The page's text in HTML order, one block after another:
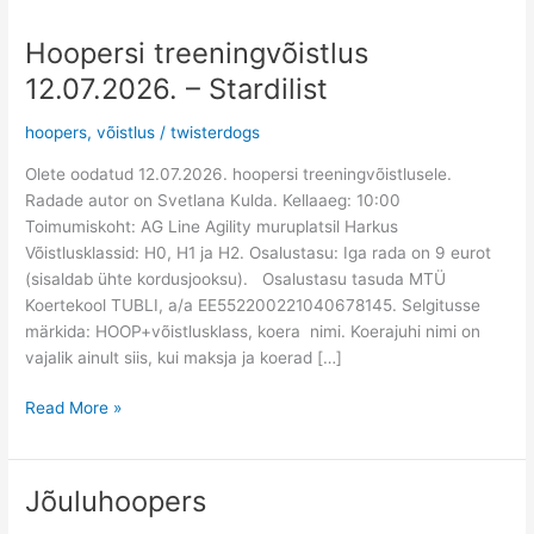
Hoopersi treeningvõistlus
12.07.2026. – Stardilist
hoopers,võistlus /twisterdogs
Olete oodatud 12.07.2026. hoopersi treeningvõistlusele.
Radade autor on Svetlana Kulda. Kellaaeg: 10:00
Toimumiskoht: AG Line Agility muruplatsil Harkus
Võistlusklassid: H0, H1 ja H2. Osalustasu: Iga rada on 9 eurot
(sisaldab ühte kordusjooksu). Osalustasu tasuda MTÜ
Koertekool TUBLI, a/a EE552200221040678145. Selgitusse
märkida: HOOP+võistlusklass, koera nimi. Koerajuhi nimi on
vajalik ainult siis, kui maksja ja koerad […]
Hoopersi
treeningvõistlus
12.07.2026.
–
Read More »
Jõuluhoopers
Jõuluhoopers